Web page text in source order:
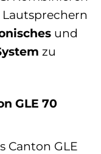
und
zu
GLE 70
Canton GLE